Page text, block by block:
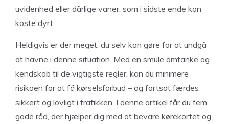
uvidenhed eller dårlige vaner, som i sidste ende kan
koste dyrt.
Heldigvis er der meget, du selv kan gøre for at undgå
at havne i denne situation. Med en smule omtanke og
kendskab til de vigtigste regler, kan du minimere
risikoen for at få kørselsforbud – og fortsat færdes
sikkert og lovligt i trafikken. I denne artikel får du fem
gode råd, der hjælper dig med at bevare kørekortet og